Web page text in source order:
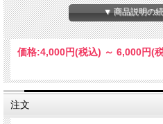
当店で不定期に開催されている、「ご注文
芳文社）という漫画・アニメをテーマに
▼ 商品説明の
価格:4,000円(税込) ～ 6,000円(
注文